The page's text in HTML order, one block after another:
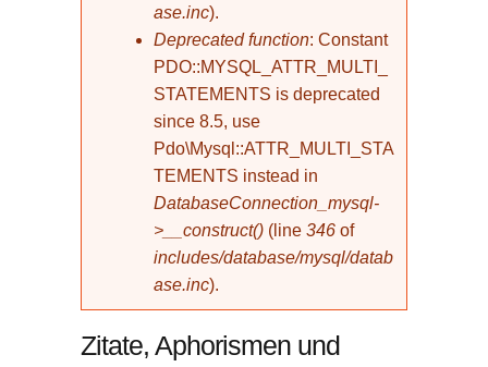
ase.inc).
Deprecated function: Constant
PDO::MYSQL_ATTR_MULTI_
STATEMENTS is deprecated
since 8.5, use
Pdo\Mysql::ATTR_MULTI_STA
TEMENTS instead in
DatabaseConnection_mysql-
>__construct() (line 346 of
includes/database/mysql/datab
ase.inc).
Zitate, Aphorismen und